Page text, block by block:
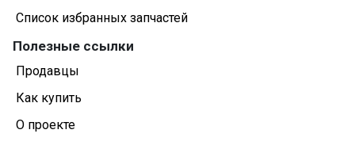
Список избранных запчастей
Полезные ссылки
Продавцы
Как купить
О проекте